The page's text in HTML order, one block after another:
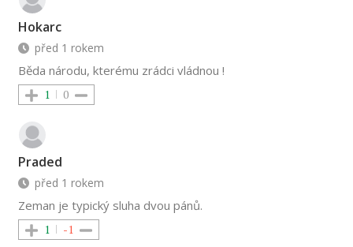
Hokarc
před 1 rokem
Běda národu, kterému zrádci vládnou !
1 0
Praded
před 1 rokem
Zeman je typický sluha dvou pánů.
1 -1